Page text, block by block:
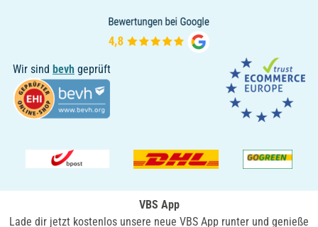
Wir sind bevh geprüft
VBS App
Lade dir jetzt kostenlos unsere neue VBS App runter und genieße